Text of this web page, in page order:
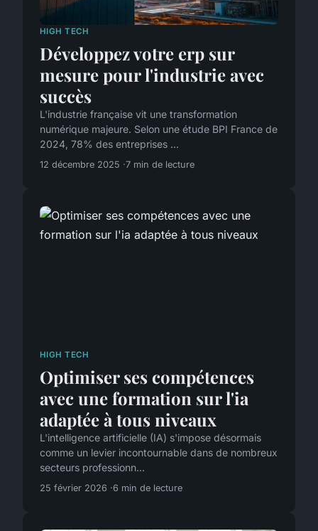
HIGH TECH
Développez votre erp sur
mesure pour l'industrie avec
succès
L'industrie française vit une transformation
numérique majeure. Selon une étude BPI France de
2024, 78% des entreprises ...
12 décembre 2025 7 min de lecture
HIGH TECH
Optimiser ses compétences
avec une formation sur l'ia
adaptée à tous niveaux
L'intelligence artificielle (IA) s'impose désormais
comme un levier incontournable dans de nombreux
secteurs professionn...
25 février 2026 6 min de lecture